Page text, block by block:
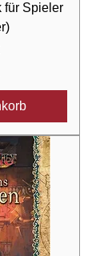
für Spieler